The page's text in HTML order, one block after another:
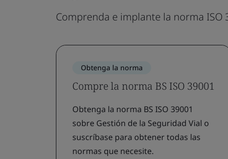
Comprenda e implante la norma ISO
Obtenga la norma
Compre la norma BS ISO 39001
Obtenga la norma BS ISO 39001
sobre Gestión de la Seguridad Vial o
suscríbase para obtener todas las
normas que necesite.